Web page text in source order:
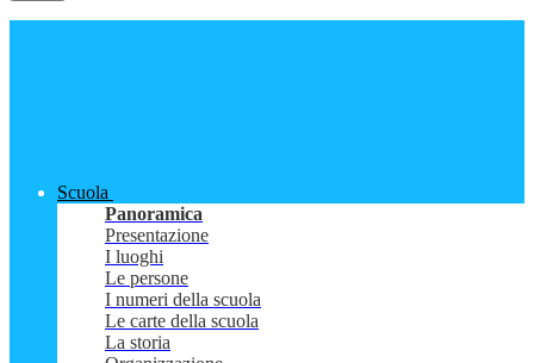
Scuola
Panoramica
Presentazione
I luoghi
Le persone
I numeri della scuola
Le carte della scuola
La storia